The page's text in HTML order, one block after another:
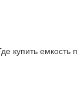
купить